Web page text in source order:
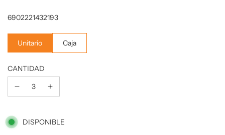
oferta
6902221432193
Unitario Caja
CANTIDAD
DISPONIBLE